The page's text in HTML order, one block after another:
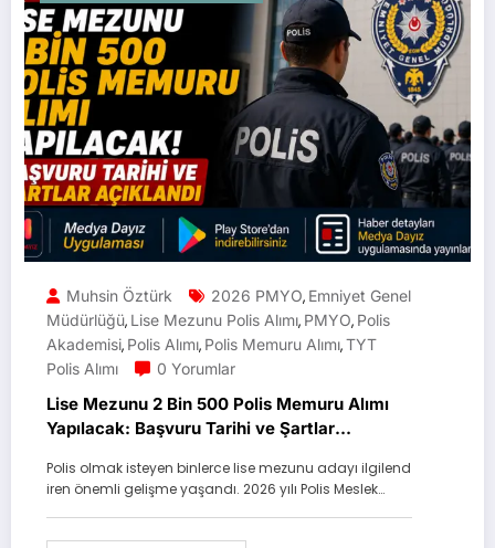
Muhsin Öztürk 2026 PMYO, Emniyet Genel
Müdürlüğü, Lise Mezunu Polis Alımı, PMYO, Polis
Akademisi, Polis Alımı, Polis Memuru Alımı,TYT
Polis Alımı
0 Yorumlar
Lise Mezunu 2 Bin 500 Polis Memuru Alımı
Yapılacak: Başvuru Tarihi ve Şartlar
Polis olmak isteyen binlerce lise mezunu adayı ilgilend
iren önemli gelişme yaşandı. 2026 yılı Polis Meslek…